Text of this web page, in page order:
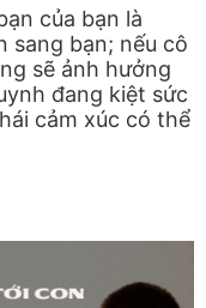
của bạn là
sang bạn; nếu cô
sẽ ảnh hưởng
đang kiệt sức
cảm xúc có thể